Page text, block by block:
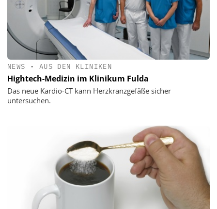
NEWS • AUS DEN KLINIKEN
Hightech-Medizin im Klinikum Fulda
Das neue Kardio-CT kann Herzkranzgefäße sicher
untersuchen.